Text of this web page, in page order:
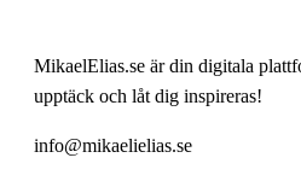
MikaelElias.se är din digitala
upptäck och låt dig inspireras!
info@mikaelielias.se